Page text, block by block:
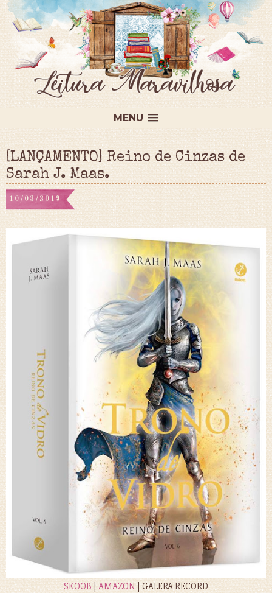
MENU
[LANÇAMENTO] Reino de Cinzas de
Sarah J. Maas.
10/03/2019
SKOOB| AMAZON | GALERA RECORD